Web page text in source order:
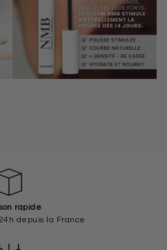
rapide
depuis la France